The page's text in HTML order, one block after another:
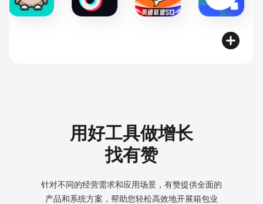
用好工具做增长
找有赞
针对不同的经营需求和应用场景，有赞提供全面的
产品和系统方案， 帮助您轻松高效地开展箱包业